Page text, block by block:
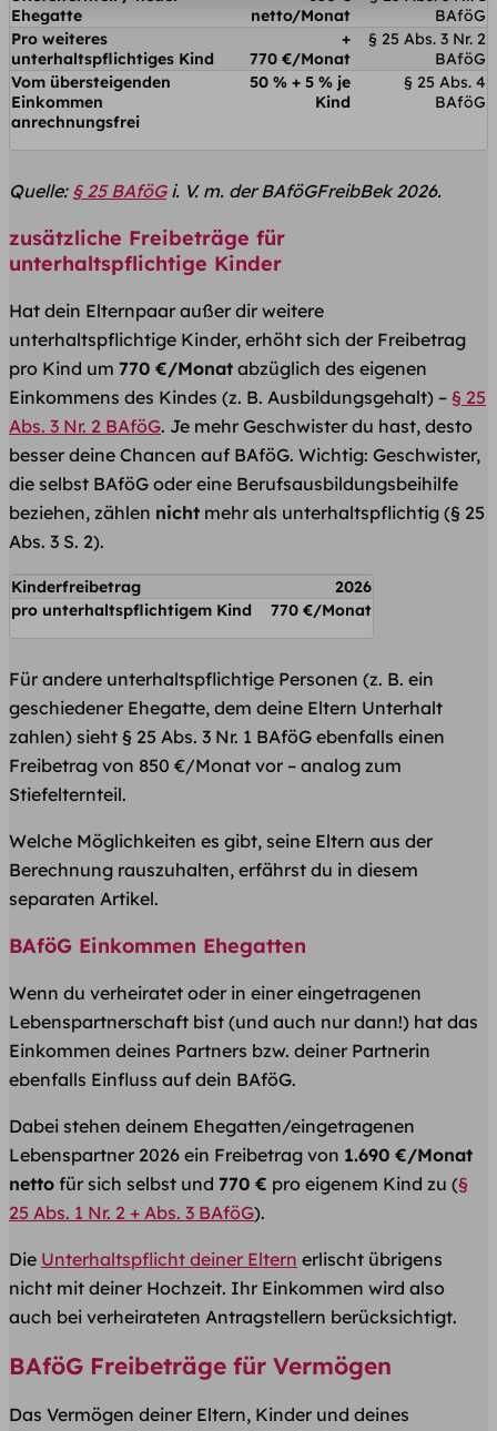
Ehegatte
netto/Monat
BAföG
Pro weiteres
unterhaltspflichtiges Kind
+
770 €/Monat
§ 25 Abs. 3 Nr. 2
BAföG
Vom übersteigenden
Einkommen
anrechnungsfrei
50 % + 5 % je
Kind
§ 25 Abs. 4
BAföG
Quelle: § 25 BAföGi. V. m. der BAföGFreibBek 2026.
zusätzliche Freibeträge für
unterhaltspflichtige Kinder
Hat dein Elternpaar außer dir weitere
unterhaltspflichtige Kinder, erhöht sich der Freibetrag
pro Kind um 770 €/Monat abzüglich des eigenen
Einkommens des Kindes (z. B. Ausbildungsgehalt) – § 25
Abs. 3 Nr. 2 BAföG. Je mehr Geschwister du hast, desto
besser deine Chancen auf BAföG. Wichtig: Geschwister,
die selbst BAföG oder eine Berufsausbildungsbeihilfe
beziehen, zählen nicht mehr als unterhaltspflichtig (§ 25
Abs. 3 S. 2).
Kinderfreibetrag
2026
pro unterhaltspflichtigem Kind
770 €/Monat
Für andere unterhaltspflichtige Personen (z. B. ein
geschiedener Ehegatte, dem deine Eltern Unterhalt
zahlen) sieht § 25 Abs. 3 Nr. 1 BAföG ebenfalls einen
Freibetrag von 850 €/Monat vor – analog zum
Stiefelternteil.
Welche Möglichkeiten es gibt, seine Eltern aus der
Berechnung rauszuhalten, erfährst du in diesem
separaten Artikel.
BAföG Einkommen Ehegatten
Wenn du verheiratet oder in einer eingetragenen
Lebenspartnerschaft bist (und auch nur dann!) hat das
Einkommen deines Partners bzw. deiner​ Partnerin
ebenfalls Einfluss auf dein BAföG.
Dabei stehen deinem Ehegatten/eingetragenen
Lebenspartner 2026 ein Freibetrag von 1.690 €/Monat
netto für sich selbst und 770 € pro eigenem Kind zu (§
25 Abs. 1 Nr. 2 + Abs. 3 BAföG).
Die Unterhaltspflicht deiner Eltern erlischt übrigens
nicht mit deiner Hochzeit. Ihr Einkommen wird also
auch bei verheirateten Antragstellern berücksichtigt.
BAföG Freibeträge für Vermögen
Das Vermögen deiner Eltern, Kinder und deines